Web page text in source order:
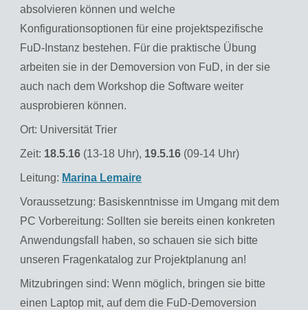
absolvieren können und welche
Konfigurationsoptionen für eine projektspezifische
FuD-Instanz bestehen. Für die praktische Übung
arbeiten sie in der Demoversion von FuD, in der sie
auch nach dem Workshop die Software weiter
ausprobieren können.
Ort: Universität Trier
Zeit: 18.5.16 (13-18 Uhr), 19.5.16 (09-14 Uhr)
Leitung: Marina Lemaire
Voraussetzung: Basiskenntnisse im Umgang mit dem
PC Vorbereitung: Sollten sie bereits einen konkreten
Anwendungsfall haben, so schauen sie sich bitte
unseren Fragenkatalog zur Projektplanung an!
Mitzubringen sind: Wenn möglich, bringen sie bitte
einen Laptop mit, auf dem die FuD-Demoversion